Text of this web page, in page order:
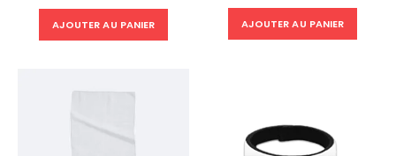
AJOUTER AU PANIER AJOUTER AU PANIER